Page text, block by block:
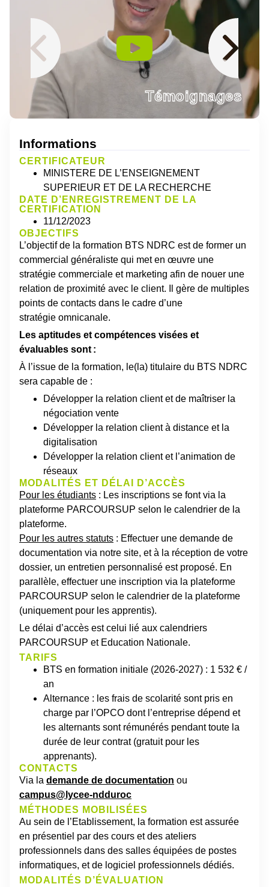
Témoignages
Informations
CERTIFICATEUR
MINISTERE DE L’ENSEIGNEMENT
SUPERIEUR ET DE LA RECHERCHE
DATE D’ENREGISTREMENT DE LA
CERTIFICATION
11/12/2023
OBJECTIFS
L’objectif de la formation BTS NDRC est de former un
commercial généraliste qui met en œuvre une
stratégie commerciale et marketing afin de nouer une
relation de proximité avec le client. Il gère de multiples
points de contacts dans le cadre d’une
stratégie omnicanale.
Les aptitudes et compétences visées et
évaluables sont :
À l’issue de la formation, le(la) titulaire du BTS NDRC
sera capable de :
Développer la relation client et de maîtriser la
négociation vente
Développer la relation clientà distance et la
digitalisation
Développer la relation client et l’animation de
réseaux
MODALITÉS ET DÉLAI D’ACCÈS
Pour les étudiants : Les inscriptions se font via la
plateforme PARCOURSUP selon le calendrier de la
plateforme.
Pour les autres statuts : Effectuer une demande de
documentation via notre site, et à la réception de votre
dossier, un entretien personnalisé est proposé. En
parallèle, effectuer une inscription via la plateforme
PARCOURSUP selon le calendrier de la plateforme
(uniquement pour les apprentis).
Le délai d’accès est celui lié aux calendriers
PARCOURSUP et Education Nationale.
TARIFS
BTS en formation initiale (2026-2027) : 1 532 € /
an
Alternance : les frais de scolarité sont pris en
charge par l’OPCO dont l’entreprise dépend et
les alternants sont rémunérés pendant toute la
durée de leur contrat (gratuit pour les
apprenants).
CONTACTS
Via la demande de documentation ou
campus@lycee-ndduroc
MÉTHODES MOBILISÉES
Au sein de l’Etablissement, la formation est assurée
en présentiel par des cours et des ateliers
professionnels dans des salles équipées de postes
informatiques, et de logiciel professionnels dédiés.
MODALITÉS D’ÉVALUATION